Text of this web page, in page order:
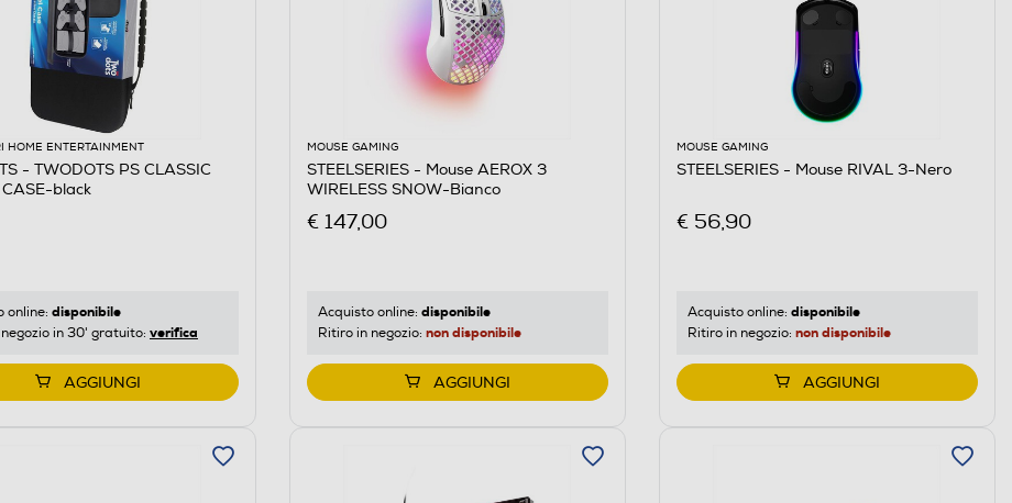
HOME ENTERTAINMENT
- TWODOTS PS CLASSIC
CASE-black
online: disponibile
in 30' gratuito: verifica
AGGIUNGI
MOUSE GAMING
STEELSERIES - Mouse AEROX 3
WIRELESS SNOW-Bianco
€ 147,00
Acquisto online: disponibile
Ritiro in negozio: non disponibile
AGGIUNGI
MOUSE GAMING
STEELSERIES - Mouse RIVAL 3-Nero
€ 56,90
Acquisto online: disponibile
Ritiro in negozio: non disponibile
AGGIUNGI